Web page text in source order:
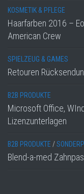
KOSMETIK & PFLEGE
Haarfarben 2016 –
American Crew
SPIELZEUG & GAMES
Retouren
B2B PRODUKTE
Microsoft Office,
Lizenzunterlagen
B2B PRODUKTE /
Blend-a-med